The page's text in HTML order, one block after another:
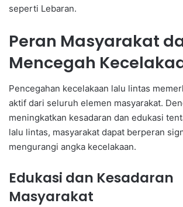
seperti Lebaran.
Peran Masyarakat
Mencegah
Pencegahan kecelakaan lalu lintas
aktif dari seluruh elemen masyarakat.
meningkatkan kesadaran dan edukasi
lalu lintas, masyarakat dapat berperan
mengurangi angka kecelakaan.
Edukasi dan Kesadaran
Masyarakat